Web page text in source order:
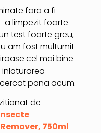
fara a fi
a limpezit foarte
test foarte greu,
am fost multumit
cel mai bine
pana acum.
de
750ml